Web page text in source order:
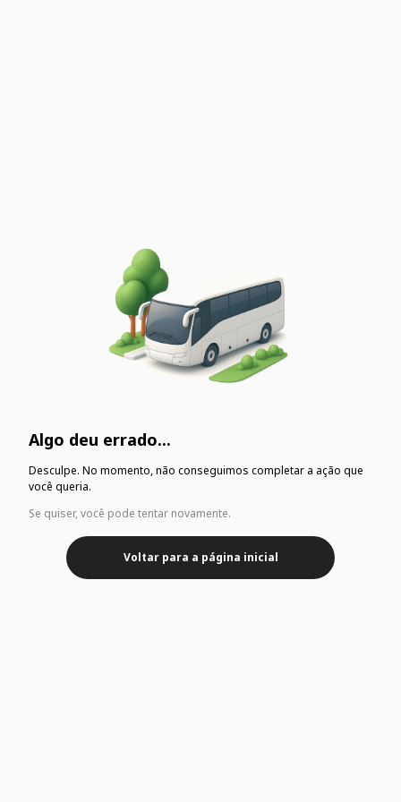
Algo deu errado...
Desculpe. No momento, não conseguimos completar a ação que
você queria.
Se quiser, você pode tentar novamente.
Voltar para a página inicial